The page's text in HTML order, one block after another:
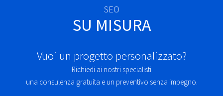
SEO
SU MISURA
Vuoi un progetto personalizzato?
Richiedi ai nostri specialisti
una consulenza gratuita e un preventivo senza impegno.